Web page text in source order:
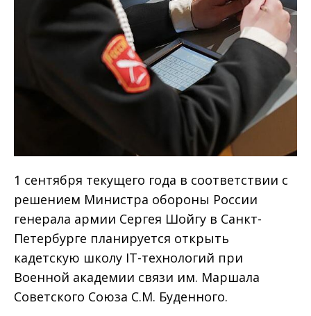
1 сентября текущего года в соответствии с
решением Министра обороны России
генерала армии Сергея Шойгу в Санкт-
Петербурге планируется открыть
кадетскую школу IT-технологий при
Военной академии связи им. Маршала
Советского Союза С.М. Буденного.